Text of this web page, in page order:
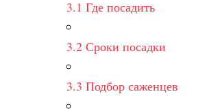
3.1 Где посадить
3.2 Сроки посадки
3.3 Подбор саженцев